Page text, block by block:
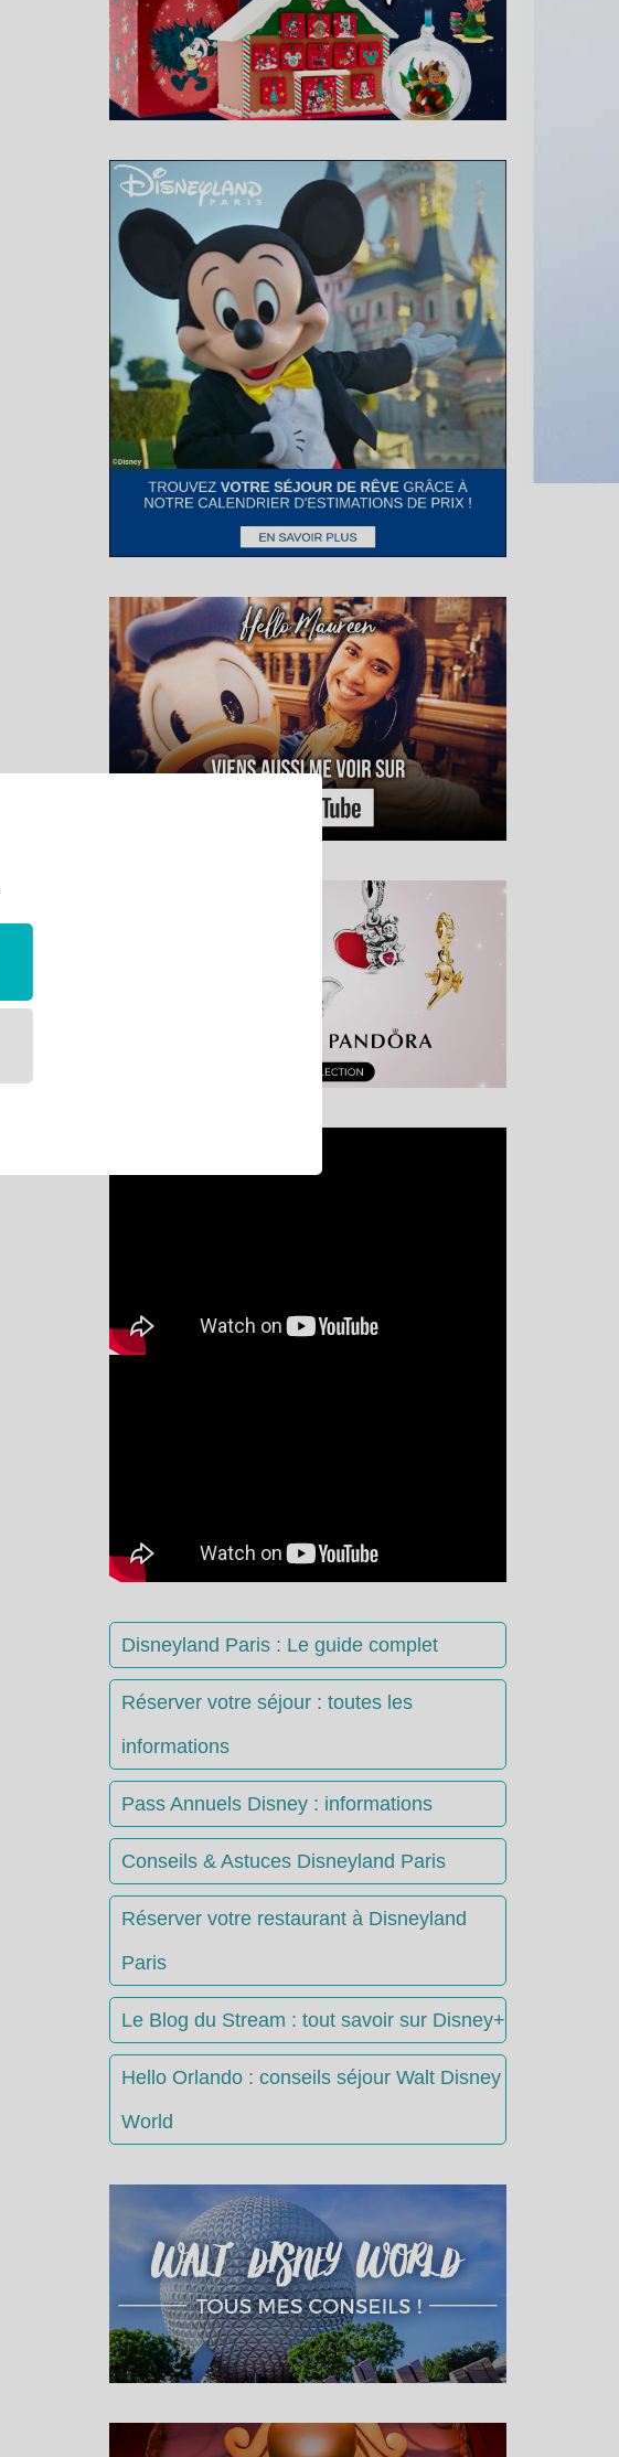
Disneyland Paris : Le guide complet
Réserver votre séjour : toutes les
informations
Pass Annuels Disney : informations
Conseils & Astuces Disneyland Paris
Réserver votre restaurant à Disneyland
Paris
Le Blog du Stream : tout savoir sur Disney+
Hello Orlando : conseils séjour Walt Disney
World